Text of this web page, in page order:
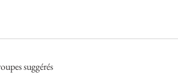
suggérés